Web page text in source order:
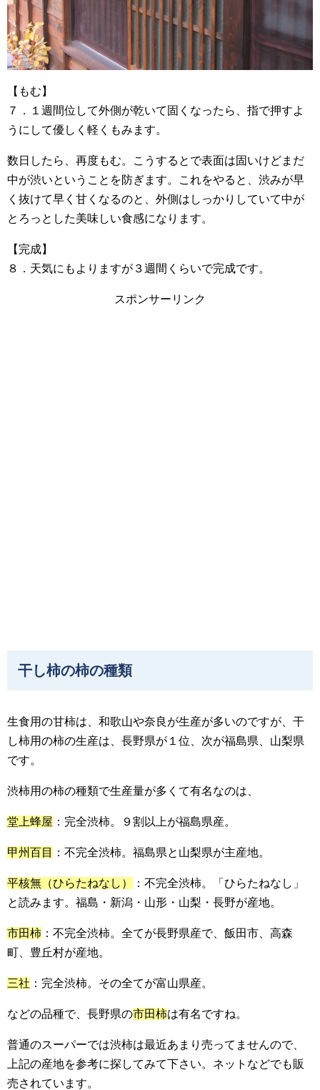
【もむ】
７．１週間位して外側が乾いて固くなったら、指で押すよ
うにして優しく軽くもみます。
数日したら、再度もむ。こうするとで表面は固いけどまだ
中が渋いということを防ぎます。これをやると、渋みが早
く抜けて早く甘くなるのと、外側はしっかりしていて中が
とろっとした美味しい食感になります。
【完成】
８．天気にもよりますが３週間くらいで完成です。
スポンサーリンク
干し柿の柿の種類
生食用の甘柿は、和歌山や奈良が生産が多いのですが、干
し柿用の柿の生産は、長野県が１位、次が福島県、山梨県
です。
渋柿用の柿の種類で生産量が多くて有名なのは、
堂上蜂屋 ：完全渋柿。９割以上が福島県産。
甲州百目 ：不完全渋柿。福島県と山梨県が主産地。
平核無（ひらたねなし）
：不完全渋柿。「ひらたねなし」
と読みます。福島・新潟・山形・山梨・長野が産地。
市田柿 ：不完全渋柿。全てが長野県産で、飯田市、高森
町、豊丘村が産地。
三社 ：完全渋柿。その全てが富山県産。
などの品種で、長野県の市田柿は有名ですね。
普通のスーパーでは渋柿は最近あまり売ってませんので、
上記の産地を参考に探してみて下さい。ネットなどでも販
売されています。